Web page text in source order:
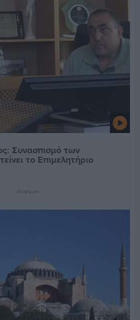
Συνασπισμό των
το Επιμελητήριο
Διαφήμιση